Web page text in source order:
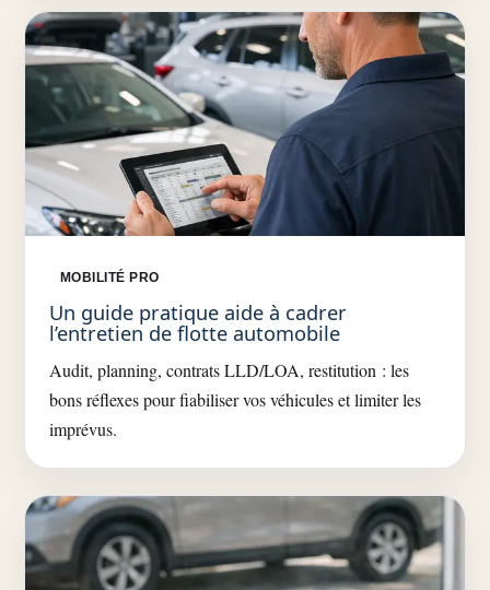
MOBILITÉ PRO
Un guide pratique aide à cadrer
l’entretien de flotte automobile
Audit, planning, contrats LLD/LOA, restitution : les
bons réflexes pour fiabiliser vos véhicules et limiter les
imprévus.